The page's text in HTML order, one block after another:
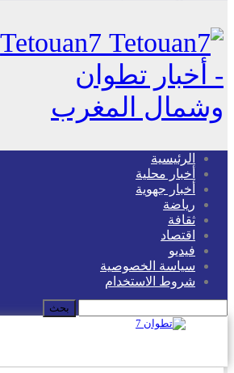
Tetouan7
- أخبار تطوان
وشمال المغرب
الرئيسية
أخبار محلية
أخبار جهوية
رياضة
ثقافة
اقتصاد
فيديو
سياسة الخصوصية
شروط الاستخدام